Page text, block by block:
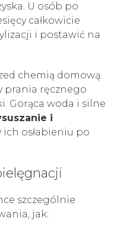
U osób po
całkowicie
i postawić na
chemią domową.
prania ręcznego
Gorąca woda i silne
i
ich osłabieniu po
szczególnie
jak: